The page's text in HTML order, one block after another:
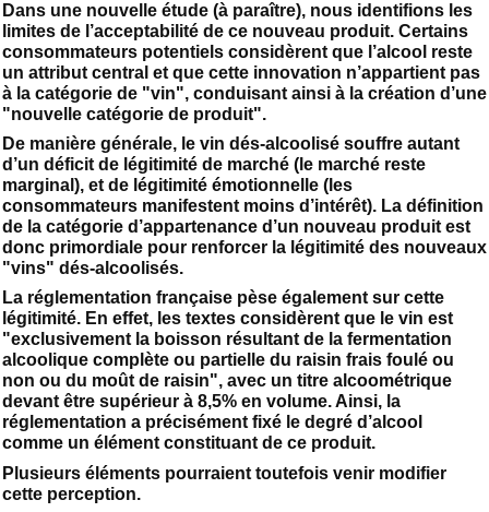
Dans une nouvelle étude (à paraître), nous identifions les
limites de l’acceptabilité de ce nouveau produit. Certains
consommateurs potentiels considèrent que l’alcool reste
un attribut central et que cette innovation n’appartient pas
à la catégorie de "vin", conduisant ainsi à la création d’une
"nouvelle catégorie de produit".
De manière générale, le vin dés-alcoolisé souffre autant
d’un déficit de légitimité de marché (le marché reste
marginal), et de légitimité émotionnelle (les
consommateurs manifestent moins d’intérêt). La définition
de la catégorie d’appartenance d’un nouveau produit est
donc primordiale pour renforcer la légitimité des nouveaux
"vins" dés-alcoolisés.
La réglementation française pèse également sur cette
légitimité. En effet, les textes considèrent que le vin est
"exclusivement la boisson résultant de la fermentation
alcoolique complète ou partielle du raisin frais foulé ou
non ou du moût de raisin", avec un titre alcoométrique
devant être supérieur à 8,5% en volume. Ainsi, la
réglementation a précisément fixé le degré d’alcool
comme un élément constituant de ce produit.
Plusieurs éléments pourraient toutefois venir modifier
cette perception.